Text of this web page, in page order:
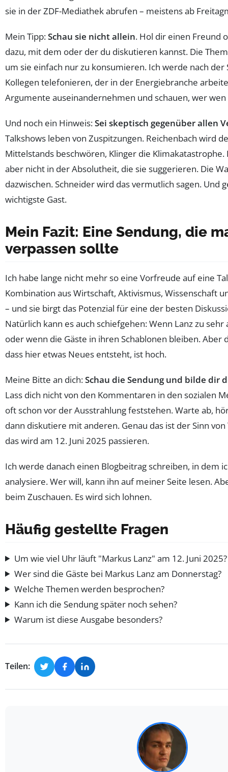
sie in der ZDF-Mediathek abrufen – meistens ab
Mein Tipp:Schau sie nicht allein. Hol dir einen Freund
dazu, mit dem oder der du diskutieren kannst. Die
um sie einfach nur zu konsumieren. Ich werde nach
Kollegen telefonieren, der in der Energiebranche
Argumente auseinandernehmen und schauen, wer
Und noch ein Hinweis:Sei skeptisch gegenüber allen
Talkshows leben von Zuspitzungen. Reichenbach wird
Mittelstands beschwören, Klinger die Klimakatastrophe.
aber nicht in der Absolutheit, die sie suggerieren. Die
dazwischen. Schneider wird das vermutlich sagen. Und
wichtigste Gast.
Mein Fazit: Eine Sendung, die
verpassen sollte
Ich habe lange nicht mehr so eine Vorfreude auf eine
Kombination aus Wirtschaft, Aktivismus, Wissenschaft
– und sie birgt das Potenzial für eine der besten
Natürlich kann es auch schiefgehen: Wenn Lanz zu
oder wenn die Gäste in ihren Schablonen bleiben. Aber
dass hier etwas Neues entsteht, ist hoch.
Meine Bitte an dich:Schau die Sendung und bilde dir
Lass dich nicht von den Kommentaren in den sozialen
oft schon vor der Ausstrahlung feststehen. Warte ab,
dann diskutiere mit anderen. Genau das ist der Sinn
das wird am 12. Juni 2025 passieren.
Ich werde danach einen Blogbeitrag schreiben, in dem
analysiere. Wer will, kann ihn auf meiner Seite lesen.
beim Zuschauen. Es wird sich lohnen.
Häufig gestellte Fragen
Um wie viel Uhr läuft "Markus Lanz" am 12. Juni 2025?
Wer sind die Gäste bei Markus Lanz am Donnerstag?
Welche Themen werden besprochen?
Kann ich die Sendung später noch sehen?
Warum ist diese Ausgabe besonders?
Teilen: